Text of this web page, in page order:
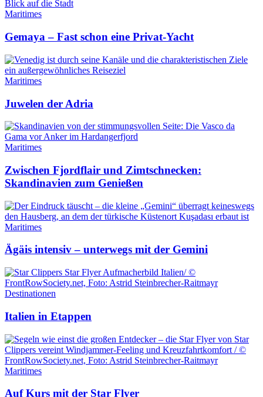
Maritimes
Gemaya – Fast schon eine Privat-Yacht
Maritimes
Juwelen der Adria
Maritimes
Zwischen Fjordflair und Zimtschnecken:
Skandinavien zum Genießen
Maritimes
Ägäis intensiv – unterwegs mit der Gemini
Destinationen
Italien in Etappen
Maritimes
Auf Kurs mit der Star Flyer